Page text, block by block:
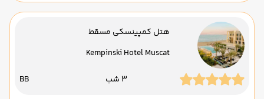
هتل کمپینسکی مسقط
Kempinski Hotel Muscat
3 شب BB